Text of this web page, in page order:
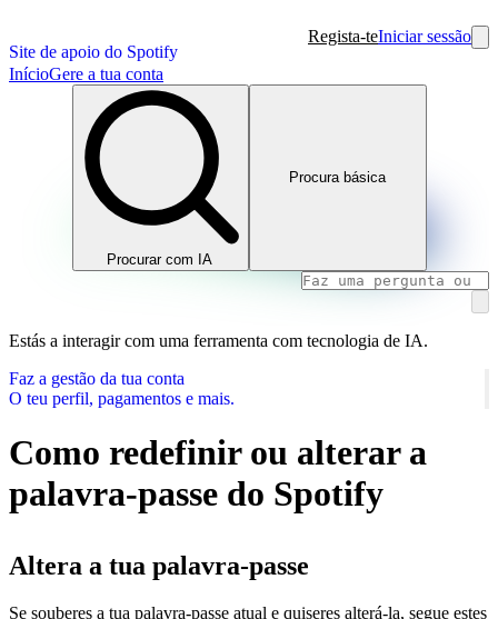
Site de apoio do Spotify
Regista-teIniciar sessão
InícioGere a tua conta
Procurar com IA
Procura básica
Estás a interagir com uma ferramenta com tecnologia de IA.
Faz a gestão da tua conta
O teu perfil, pagamentos e mais.
Como redefinir ou alterar a
palavra-passe do Spotify
Altera a tua palavra-passe
Se souberes a tua palavra-passe atual e quiseres alterá-la, segue estes